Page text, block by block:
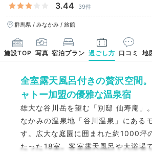
3.44 39件
群馬県 / みなかみ / 旅館
施設TOP 写真 宿泊プラン 過ごし方 口コミ 地
全室露天風呂付きの贅沢空間
ャトー加盟の優雅な温泉宿
雄大な谷川岳を望む「別邸 仙寿庵」
なかみの温泉地「谷川温泉」にある
す。広大な庭園に囲まれた約1000坪
たった18室。客室露天風呂や大浴場